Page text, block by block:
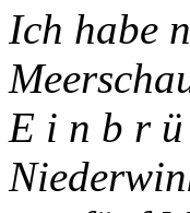
Ich habe
E i n b r